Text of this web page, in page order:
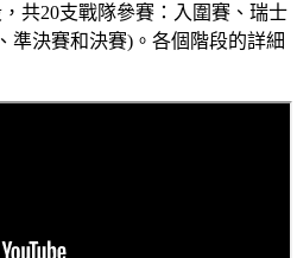
共20支戰隊參賽：入圍賽、瑞士
準決賽和決賽)。各個階段的詳細